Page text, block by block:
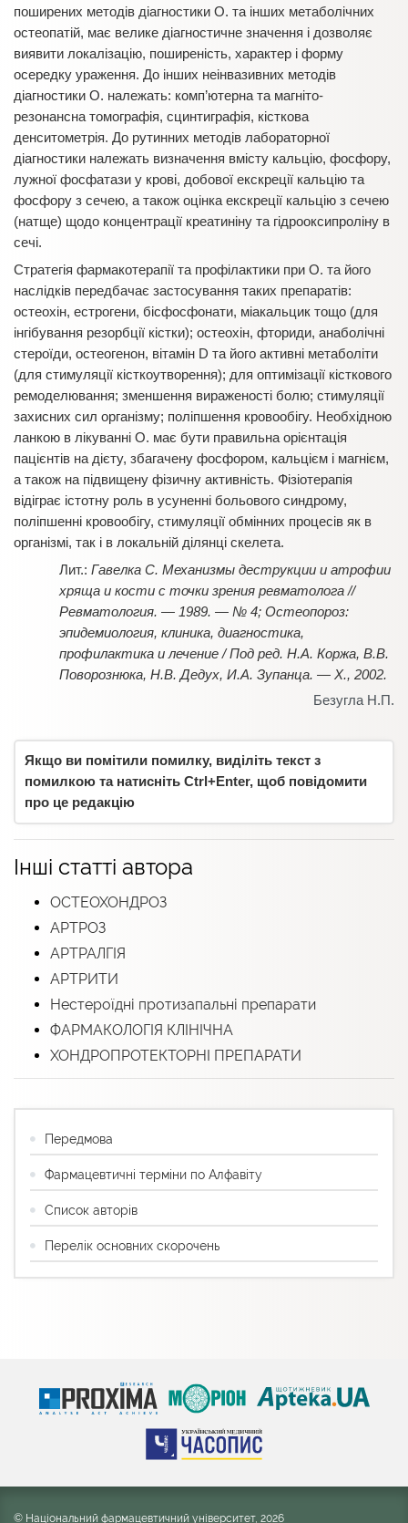
поширених методів діагностики О. та інших метаболічних
остеопатій, має велике діагностичне значення і дозволяє
виявити локалізацію, поширеність, характер і форму
осередку ураження. До інших неінвазивних методів
діагностики О. належать: комп’ютерна та магніто-
резонансна томографія, сцинтиграфія, кісткова
денситометрія. До рутинних методів лабораторної
діагностики належать визначення вмісту кальцію, фосфору,
лужної фосфатази у крові, добової екскреції кальцію та
фосфору з сечею, а також оцінка екскреції кальцію з сечею
(натще) щодо концентрації креатиніну та гідрооксипроліну в
сечі.
Стратегія фармакотерапії та профілактики при О. та його
наслідків передбачає застосування таких препаратів:
остеохін, естрогени, бісфосфонати, міакальцик тощо (для
інгібування резорбції кістки); остеохін, фториди, анаболічні
стероїди, остеогенон, вітамін D та його активні метаболіти
(для стимуляції кісткоутворення); для оптимізації кісткового
ремоделювання; зменшення вираженості болю; стимуляції
захисних сил організму; поліпшення кровообігу. Необхідною
ланкою в лікуванні О. має бути правильна орієнтація
пацієнтів на дієту, збагачену фосфором, кальцієм і магнієм,
а також на підвищену фізичну активність. Фізіотерапія
відіграє істотну роль в усуненні больового синдрому,
поліпшенні кровообігу, стимуляції обмінних процесів як в
організмі, так і в локальній ділянці скелета.
Гавелка С. Механизмы деструкции и атрофии
хряща и кости с точки зрения ревматолога //
Ревматология. — 1989. — № 4; Остеопороз:
эпидемиология, клиника, диагностика,
профилактика и лечение / Под ред. Н.А. Коржа, В.В.
Поворознюка, Н.В. Дедух, И.А. Зупанца. — Х., 2002.
Безугла Н.П.
Якщо ви помітили помилку, виділіть текст з
помилкою та натисніть Ctrl+Enter, щоб повідомити
про це редакцію
Інші статті автора
ОСТЕОХОНДРОЗ
АРТРОЗ
АРТРАЛГІЯ
АРТРИТИ
Нестероїдні протизапальні препарати
ФАРМАКОЛОГІЯ КЛІНІЧНА
ХОНДРОПРОТЕКТОРНІ ПРЕПАРАТИ
Передмова
Фармацевтичні терміни по Алфавіту
Список авторів
Перелік основних скорочень
© Національний фармацевтичний університет, 2026